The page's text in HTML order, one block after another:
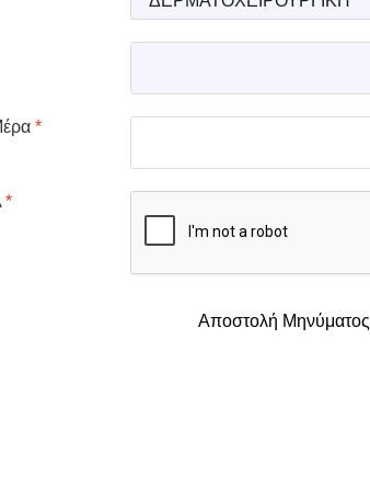
*
*
Αποστολή Μηνύματος